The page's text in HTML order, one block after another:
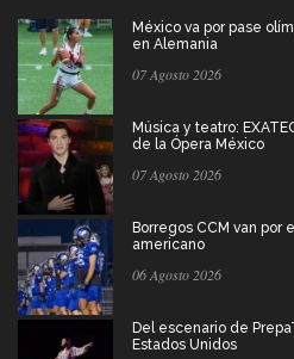
México va por pase
en Alemania
07 Agosto 2026
Música y teatro:
de la Ópera México
07 Agosto 2026
Borregos CCM van
americano
06 Agosto 2026
Del escenario de
Estados Unidos